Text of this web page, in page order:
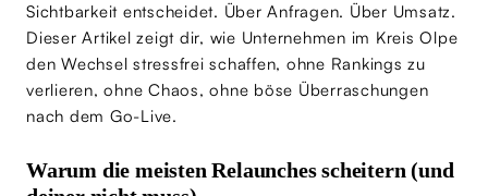
Sichtbarkeit entscheidet. Über Anfragen. Über Umsatz.
Dieser Artikel zeigt dir, wie Unternehmen im Kreis Olpe
den Wechsel stressfrei schaffen, ohne Rankings zu
verlieren, ohne Chaos, ohne böse Überraschungen
nach dem Go-Live.
Warum die meisten Relaunches scheitern (und